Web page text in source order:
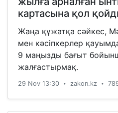
картасына қол
Жаңа құжатқа сәйкес,
мен кәсіпкерлер
9 маңызды бағыт
жалғастырмақ.
29 Nov 13:30 • zakon.kz •